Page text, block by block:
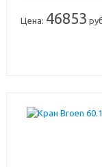
Цена: 46853